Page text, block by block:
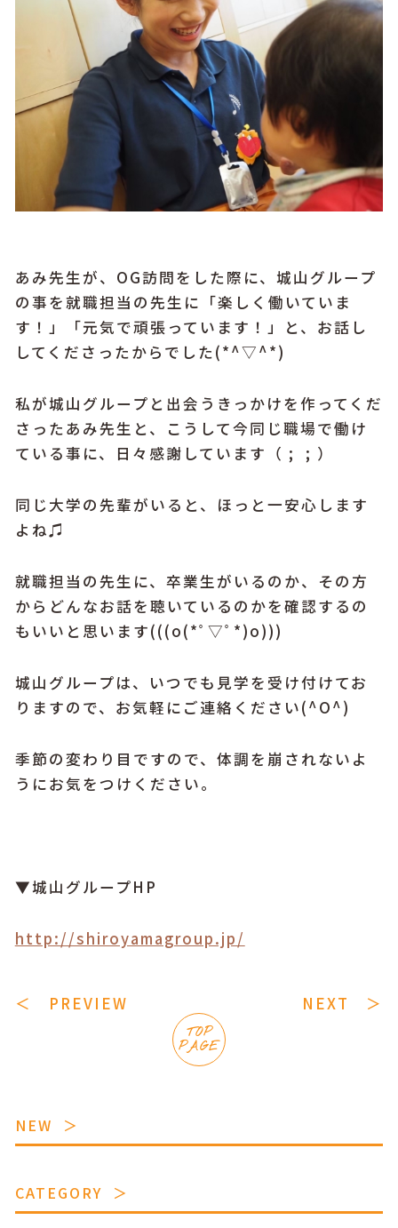
あみ先生が、OG訪問をした際に、城山グループ
の事を就職担当の先生に「楽しく働いていま
す！」「元気で頑張っています！」と、お話し
してくださったからでした(*^▽^*)
私が城山グループと出会うきっかけを作ってくだ
さったあみ先生と、こうして今同じ職場で働け
ている事に、日々感謝しています（ ; ; ）
同じ大学の先輩がいると、ほっと一安心します
よね♫
就職担当の先生に、卒業生がいるのか、その方
からどんなお話を聴いているのかを確認するの
もいいと思います(((o(*ﾟ▽ﾟ*)o)))
城山グループは、いつでも見学を受け付けてお
りますので、お気軽にご連絡ください(^O^)
季節の変わり目ですので、体調を崩されないよ
うにお気をつけください。
▼城山グループHP
http://shiroyamagroup.jp/
＜ PREVIEW
TOP
PAGE
NEXT ＞
NEW
CATEGORY